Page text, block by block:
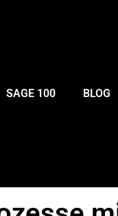
SAGE 100 BLOG